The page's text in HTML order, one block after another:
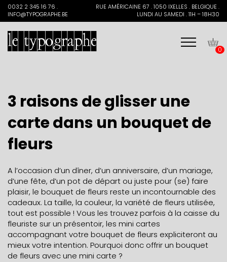
Search
for:0032 2 345 16 76 .
INFO@TYPOGRAPHE.BE
RUE AMÉRICAINE 67 . 1050 IXELLES . BELGIQUE .
LUNDI AU SAMEDI . 11H – 18H30
0
3 raisons de glisser une
carte dans un bouquet de
fleurs
A l’occasion d’un dîner, d’un anniversaire, d’un mariage,
d’une fête, d’un pot de départ ou juste pour (se) faire
plaisir, le bouquet de fleurs reste un incontournable des
cadeaux. La taille, la couleur, la variété de fleurs utilisée,
tout est possible ! Vous les trouvez parfois à la caisse du
fleuriste sur un présentoir, les mini cartes
accompagnant votre bouquet de fleurs expliciteront au
mieux votre intention. Pourquoi donc offrir un bouquet
de fleurs avec une mini carte ?